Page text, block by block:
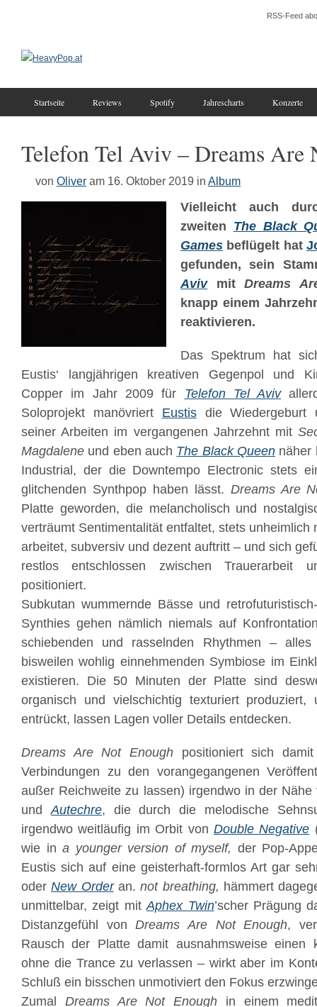
RSS-Feed
Startseite Reviews Spotify Jahrescharts Konzerte
Telefon Tel Aviv – Dreams Are
von Oliver am 16. Oktober 2019 in Album
Vielleicht auch
zweiten The Black
Games beflügelt hat
gefunden, sein
AvivmitDreams
knapp einem
reaktivieren.
Das Spektrum hat
Eustis‘ langjährigen kreativen Gegenpol und
Copper im Jahr 2009 für Telefon Tel Aviv
Soloprojekt manövriert Eustisdie Wiedergeburt
seiner Arbeiten im vergangenen Jahrzehnt mit
Magdalene und eben auch The Black Queen näher
Industrial, der die Downtempo Electronic stets
glitchenden Synthpop haben lässt. Dreams Are
Platte geworden, die melancholisch und
verträumt Sentimentalität entfaltet, stets unheimlich
arbeitet, subversiv und dezent auftritt – und sich
restlos entschlossen zwischen Trauerarbeit
positioniert.
Subkutan wummernde Bässe und
Synthies gehen nämlich niemals auf
schiebenden und rasselnden Rhythmen –
bisweilen wohlig einnehmenden Symbiose im
existieren. Die 50 Minuten der Platte sind
organisch und vielschichtig texturiert produziert,
entrückt, lassen Lagen voller Details entdecken.
Dreams Are Not Enough positioniert sich
Verbindungen zu den vorangegangenen
außer Reichweite zu lassen) irgendwo in der
undAutechre, die durch die melodische
irgendwo weitläufig im Orbit von Double Negative
wie in a younger version of myself, der Pop-
Eustis sich auf eine geisterhaft-formlos Art gar
oderNew Orderan.not breathing, hämmert
unmittelbar, zeigt mitAphex Twin’scher Prägung
Distanzgefühl vonDreams Are Not Enough,
Rausch der Platte damit ausnahmsweise einen
ohne die Trance zu verlassen – wirkt aber im
Schluß ein bisschen unmotiviert den Fokus
Zumal Dreams Are Not Enough in einem